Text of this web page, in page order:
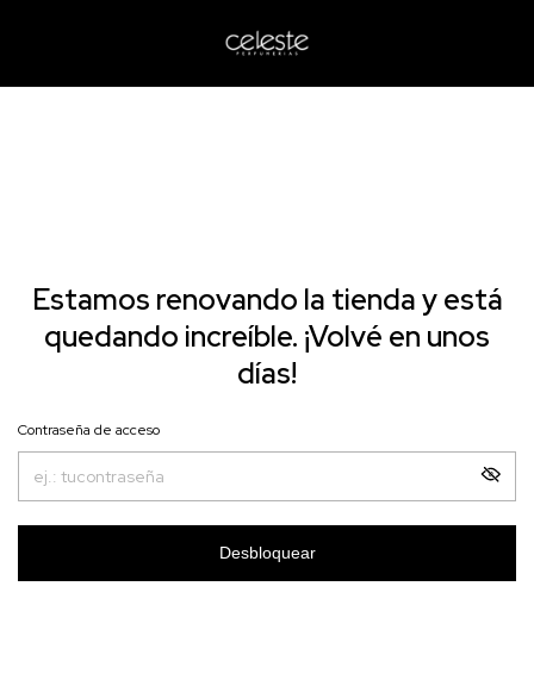
Estamos renovando la tienda y está
quedando increíble. ¡Volvé en unos
días!
Contraseña de acceso
Desbloquear